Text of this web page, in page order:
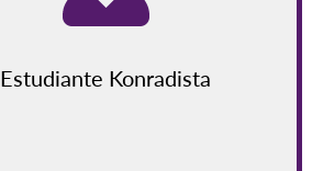
Estudiante Konradista